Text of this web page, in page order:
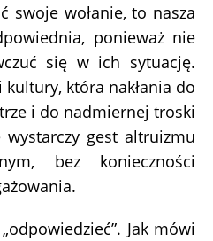
swoje wołanie, to nasza
ponieważ nie
się w ich sytuację.
która nakłania do
i do nadmiernej troski
wystarczy gest altruizmu
bez konieczności
Jak mówi